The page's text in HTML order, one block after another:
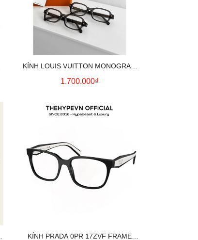
KÍNH LOUIS VUITTON MONOGRAM
OVAL RETRO (GREY)
1.700.000₫
KÍNH PRADA 0PR 17ZVF FRAME